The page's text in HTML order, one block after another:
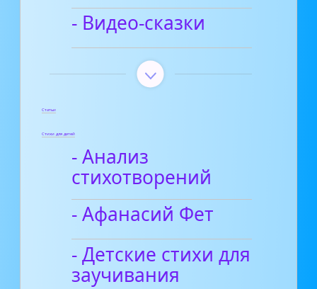
- Видео-сказки
Статьи
Стихи для детей
- Анализ
стихотворений
- Афанасий Фет
- Детские стихи для
заучивания